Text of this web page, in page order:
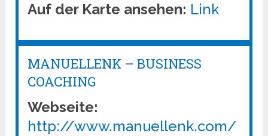
Auf der Karte ansehen: Link
MANUELLENK – BUSINESS
COACHING
Webseite:
http://www.manuellenk.com/